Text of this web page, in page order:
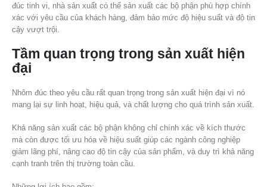
đúc tinh vi, nhà sản xuất có thể sản xuất các bộ phận phù hợp chính
xác với yêu cầu của khách hàng, đảm bảo mức độ hiệu suất và độ tin
cậy vượt trội.
Tầm quan trọng trong sản xuất hiện
đại
Nhôm đúc theo yêu cầu rất quan trọng trong sản xuất hiện đại vì nó
mang lại sự linh hoạt, hiệu quả, và chất lượng cho quá trình sản xuất.
Khả năng sản xuất các bộ phận không chỉ chính xác về kích thước
mà còn được tối ưu hóa về hiệu suất giúp các ngành công nghiệp
giảm lãng phí, nâng cao độ tin cậy của sản phẩm, và duy trì khả năng
cạnh tranh trên thị trường toàn cầu.